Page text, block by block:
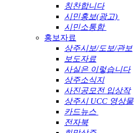
칭찬합니다
시민홍보(광고)
시민소통함
홍보자료
상주시보/도보/관보
보도자료
사실은 이렇습니다
상주소식지
사진공모전 입상작
상주시 UCC 영상물
카드뉴스
전자북